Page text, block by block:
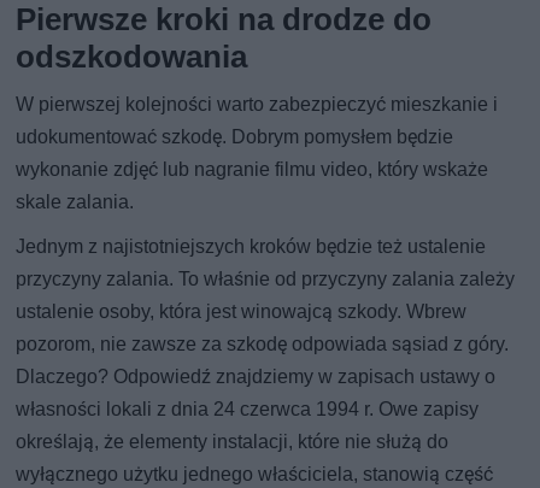
Pierwsze kroki na drodze do
odszkodowania
W pierwszej kolejności warto zabezpieczyć mieszkanie i
udokumentować szkodę. Dobrym pomysłem będzie
wykonanie zdjęć lub nagranie filmu video, który wskaże
skale zalania.
Jednym z najistotniejszych kroków będzie też ustalenie
przyczyny zalania. To właśnie od przyczyny zalania zależy
ustalenie osoby, która jest winowajcą szkody. Wbrew
pozorom, nie zawsze za szkodę odpowiada sąsiad z góry.
Dlaczego? Odpowiedź znajdziemy w zapisach ustawy o
własności lokali z dnia 24 czerwca 1994 r. Owe zapisy
określają, że elementy instalacji, które nie służą do
wyłącznego użytku jednego właściciela, stanowią część